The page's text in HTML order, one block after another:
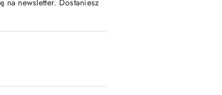
newsletter. Dostaniesz